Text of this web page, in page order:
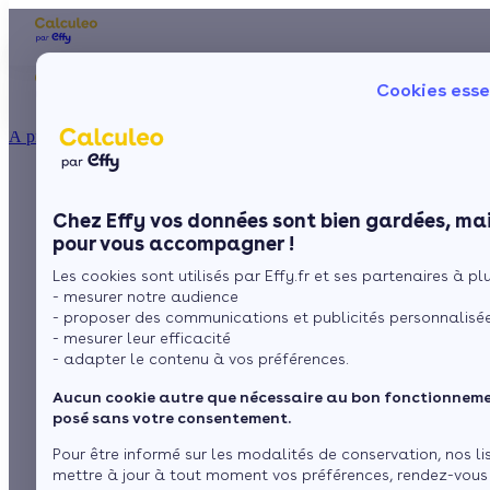
Cookies
Chez Effy vos données sont bien gardées,
pour vous accompagner !
Les cookies sont utilisés par Effy.fr et ses partenaires à
- mesurer notre audience
- proposer des communications et publicités
- mesurer leur efficacité
- adapter le contenu à vos préférences.
Aucun cookie autre que nécessaire au bon
posé sans votre consentement.
Pour être informé sur les modalités de conservation, nos
mettre à jour à tout moment vos préférences, rendez-
À propos
Ma Prime Rénov'
Le chèque énergie
La TVA réduite
L'éco-prêt à taux zéro
Trouver mes aides
Nos conseils
Sol
Fenêtres
Comment bien
effectuer l'entretien
d'une climatisation ?
Sommaire
L'importance de l'entretien d'une climatisation